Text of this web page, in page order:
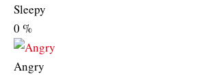
Sleepy
0 %
Angry